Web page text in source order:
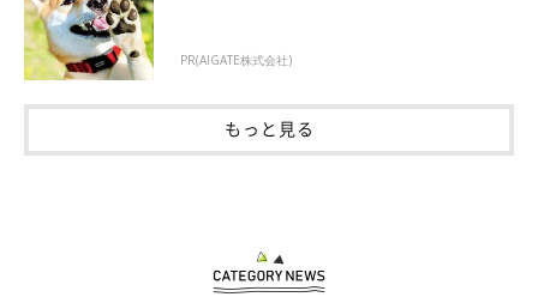
PR(AIGATE株式会社)
もっと見る